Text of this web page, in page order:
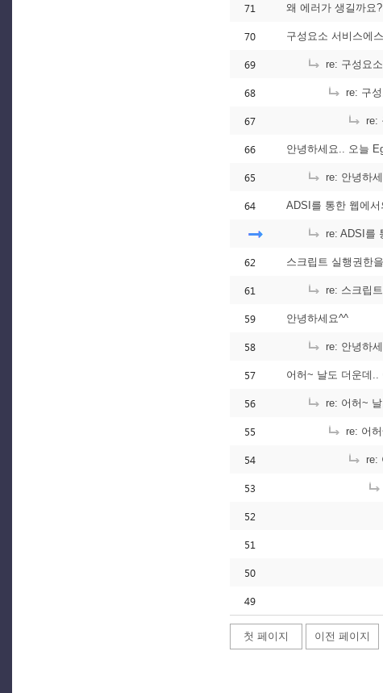
71 왜 에러가 생길까요
70 구성요소 서비스에
69 re: 구성요
68 re: 구
67 re:
66 안녕하세요.. 오늘
65 re: 안녕하
64 ADSI를 통한 웹에서
re: ADSI를
62 스크립트 실행권한
61 re: 스크립
59 안녕하세요^^
58 re: 안녕하
57 어허~ 날도 더운데..
56 re: 어허~
55 re: 어
54 re:
53
52
51
50
49
첫 페이지 이전 페이지